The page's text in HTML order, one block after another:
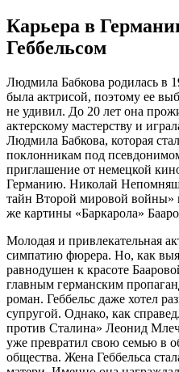
Карьера в
Геббельсом
Людмила Бабкова родилась в
была актрисой, поэтому ее
не удивил. До 20 лет она
актерскому мастерству и
Людмила Бабкова, которая
поклонникам под
приглашение от немецкой
Германию. Николай
тайн Второй мировой войны»
же картины «Баркарола»
Молодая и привлекательная
симпатию фюрера. Но, как
равнодушен к красоте
главным германским
роман. Геббельс даже хотел
супругой. Однако, как
против Сталина» Леонид
уже превратил свою семью в
общества. Жена Геббельса